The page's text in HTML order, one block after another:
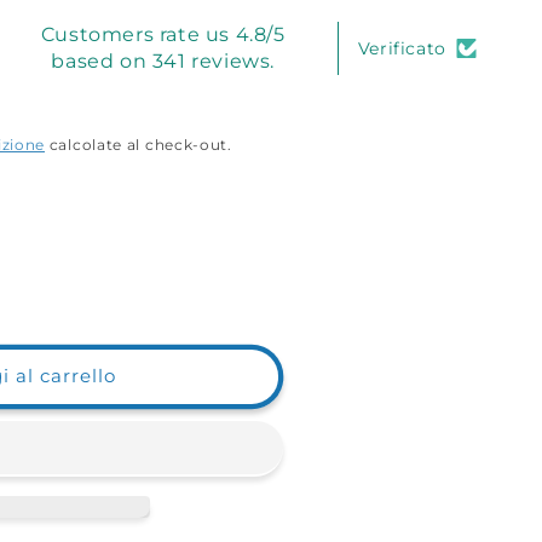
Customers rate us 4.8/5
based on 341 reviews.
Verificato
calcolate al check-out.
al carrello